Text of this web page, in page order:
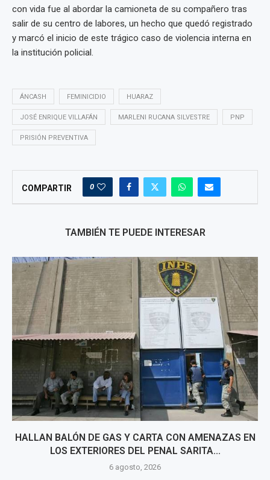
con vida fue al abordar la camioneta de su compañero tras
salir de su centro de labores, un hecho que quedó registrado
y marcó el inicio de este trágico caso de violencia interna en
la institución policial.
ÁNCASH FEMINICIDIO HUARAZ
JOSÉ ENRIQUE VILLAFÁN MARLENI RUCANA SILVESTRE PNP
PRISIÓN PREVENTIVA
COMPARTIR 0
TAMBIÉN TE PUEDE INTERESAR
HALLAN BALÓN DE GAS Y CARTA CON AMENAZAS EN
LOS EXTERIORES DEL PENAL SARITA...
6 agosto, 2026